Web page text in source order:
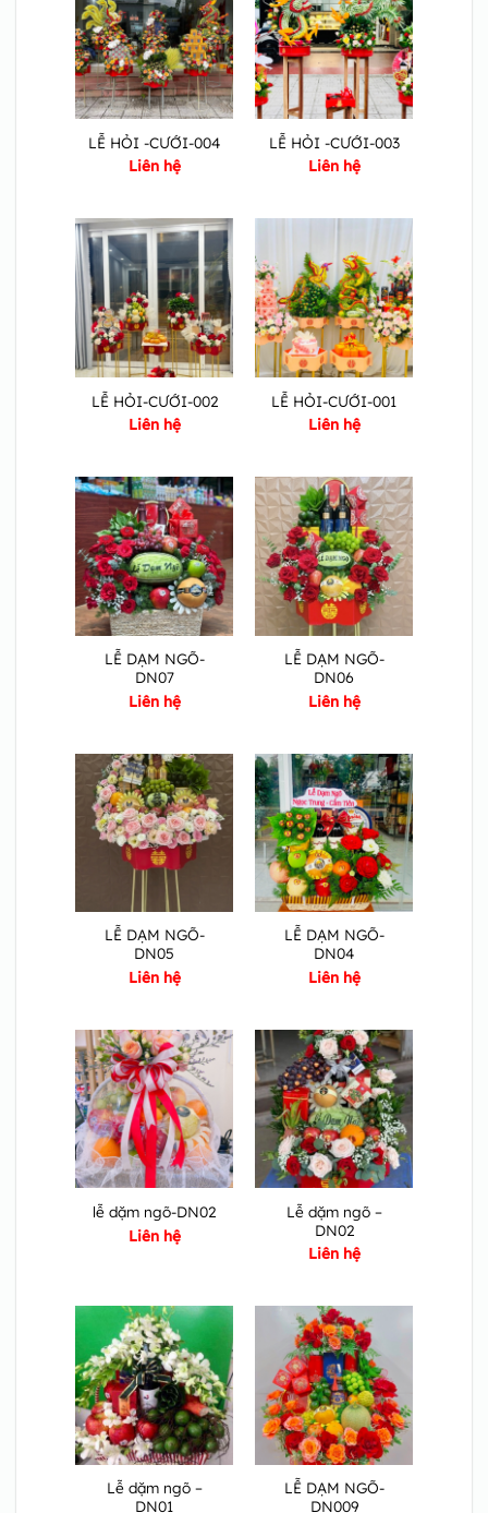
LỄ HỎI -CƯỚI-004
Liên hệ
LỄ HỎI -CƯỚI-003
Liên hệ
LỄ HỎI-CƯỚI-002
Liên hệ
LỄ HỎI-CƯỚI-001
Liên hệ
LỄ DẠM NGÕ-
DN07
Liên hệ
LỄ DẠM NGÕ-
DN06
Liên hệ
LỄ DẠM NGÕ-
DN05
Liên hệ
LỄ DẠM NGÕ-
DN04
Liên hệ
lễ dặm ngõ-DN02
Liên hệ
Lễ dặm ngõ –
DN02
Liên hệ
Lễ dặm ngõ –
DN01
LỄ DẠM NGÕ-
DN009